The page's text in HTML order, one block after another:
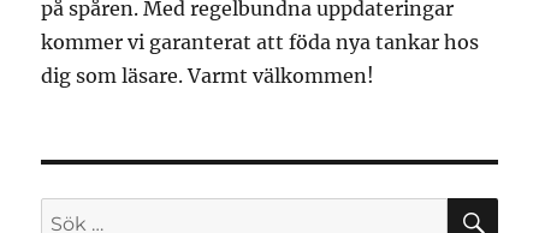
på spåren. Med regelbundna uppdateringar
kommer vi garanterat att föda nya tankar hos
dig som läsare. Varmt välkommen!
Sök